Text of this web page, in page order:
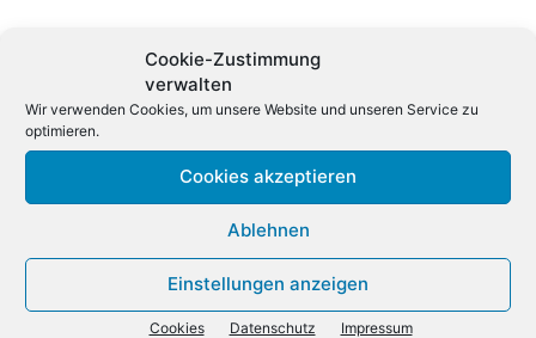
Cookie-Zustimmung
verwalten
Wir verwenden Cookies, um unsere Website und unseren Service zu
optimieren.
Cookies akzeptieren
Ablehnen
Einstellungen anzeigen
Cookies Datenschutz Impressum
Das sind die Top-Partner von Dell
deutschen Partner-Awards vergeben. Partner des Jahres
wurde erstmals ein Distributor.
Bericht: Fusionsgespräche zwischen EMC und HP
gescheitert: Berichten zufolge gab es Fusionsgespräche
zwischen HP und EMC, die mittlerweile beendet worden
sind. Dabei soll auch ein Spin-Off der PC- und
Druckersparte von HP diskutiert worden sein.